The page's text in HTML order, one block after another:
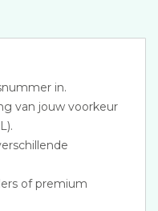
in.
van jouw voorkeur
of premium